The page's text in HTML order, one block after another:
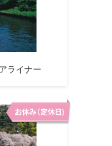
ライナー